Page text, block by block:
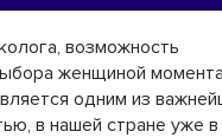
возможность
женщиной
одним из
в нашей стране уже